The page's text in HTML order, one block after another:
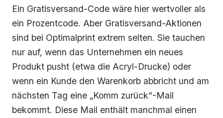
Ein Gratisversand-Code wäre hier wertvoller als
ein Prozentcode. Aber Gratisversand-Aktionen
sind bei Optimalprint extrem selten. Sie tauchen
nur auf, wenn das Unternehmen ein neues
Produkt pusht (etwa die Acryl-Drucke) oder
wenn ein Kunde den Warenkorb abbricht und am
nächsten Tag eine „Komm zurück“-Mail
bekommt. Diese Mail enthält manchmal einen